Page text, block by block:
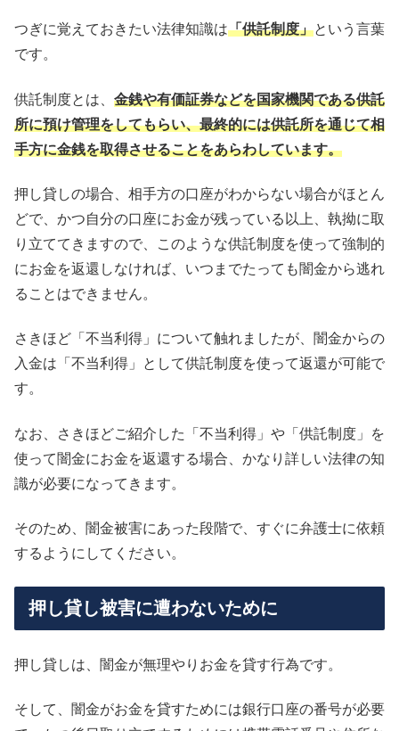
つぎに覚えておきたい法律知識は「供託制度」という言葉
です。
供託制度とは、 金銭や有価証券などを国家機関である供託
所に預け管理をしてもらい、最終的には供託所を通じて相
手方に金銭を取得させることをあらわしています。
押し貸しの場合、相手方の口座がわからない場合がほとん
どで、かつ自分の口座にお金が残っている以上、執拗に取
り立ててきますので、このような供託制度を使って強制的
にお金を返還しなければ、いつまでたっても闇金から逃れ
ることはできません。
さきほど「不当利得」について触れましたが、闇金からの
入金は「不当利得」として供託制度を使って返還が可能で
す。
なお、さきほどご紹介した「不当利得」や「供託制度」を
使って闇金にお金を返還する場合、かなり詳しい法律の知
識が必要になってきます。
そのため、闇金被害にあった段階で、すぐに弁護士に依頼
するようにしてください。
押し貸し被害に遭わないために
押し貸しは、闇金が無理やりお金を貸す行為です。
そして、闇金がお金を貸すためには銀行口座の番号が必要